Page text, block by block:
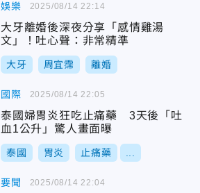
娛樂
大牙離婚後深夜分享「感情雞湯
文」！吐心聲：非常精準
大牙 周宜霈 離婚
2025/08/14 22:14
國際
泰國婦胃炎狂吃止痛藥 3天後「吐
血1公升」驚人畫面曝
泰國 胃炎 止痛藥
2025/08/14 22:05
要聞 2025/08/14 22:04